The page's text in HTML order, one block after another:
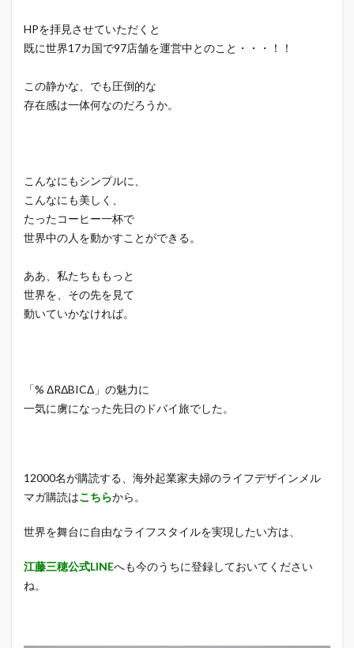
HPを拝見させていただくと
既に世界17カ国で97店舗を運営中とのこと・・・！！
この静かな、でも圧倒的な
存在感は一体何なのだろうか。
こんなにもシンプルに、
こんなにも美しく、
たったコーヒー一杯で
世界中の人を動かすことができる。
ああ、私たちももっと
世界を、その先を見て
動いていかなければ。
「% ΔRΔBICΔ」の魅力に
一気に虜になった先日のドバイ旅でした。
12000名が購読する、海外起業家夫婦のライフデザインメル
マガ購読はこちらから。
世界を舞台に自由なライフスタイルを実現したい方は、
江藤三穂公式LINEへも今のうちに登録しておいてください
ね。